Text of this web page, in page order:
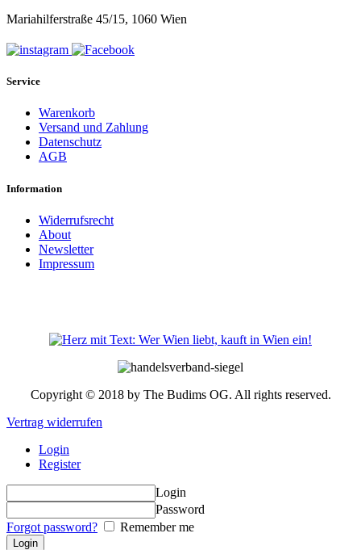
Mariahilferstraße 45/15, 1060 Wien
Service
Warenkorb
Versand und Zahlung
Datenschutz
AGB
Information
Widerrufsrecht
About
Newsletter
Impressum
Copyright © 2018 by The Budims OG. All rights reserved.
Vertrag widerrufen
Login
Register
Login
Password
Forgot password?
Remember me